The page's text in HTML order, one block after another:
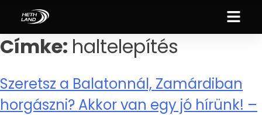
Címke: haltelepítés
Szeretsz a Balatonnál, Zamárdiban
horgászni? Akkor van egy jó hírünk! –